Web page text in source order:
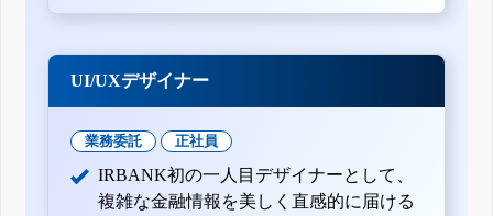
UI/UXデザイナー
業務委託 正社員
IRBANK初の一人目デザイナーとして、
複雑な金融情報を美しく直感的に届ける